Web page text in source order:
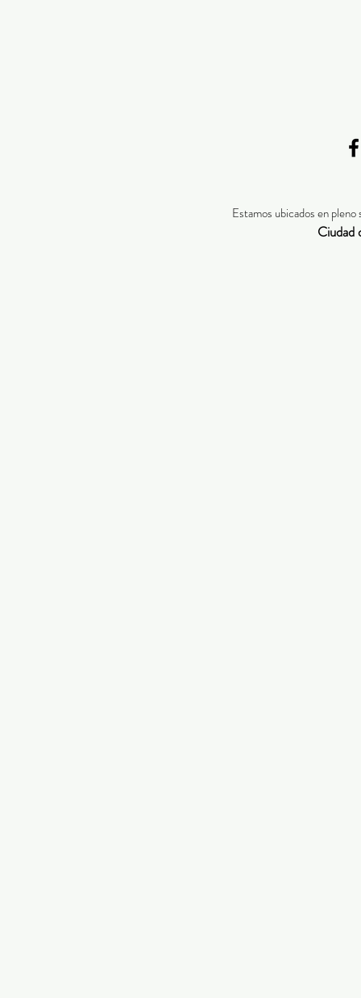
Estamos ubicados en
Ciudad